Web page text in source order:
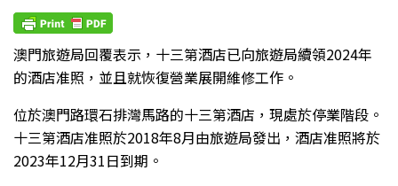
澳門旅遊局回覆表示，十三第酒店已向旅遊局續領2024年
的酒店准照，並且就恢復營業展開維修工作。
位於澳門路環石排灣馬路的十三第酒店，現處於停業階段。
十三第酒店准照於2018年8月由旅遊局發出，酒店准照將於
2023年12月31日到期。